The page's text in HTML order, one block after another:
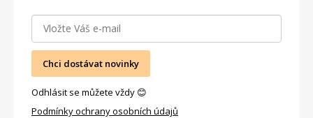
Chci dostávat novinky
Odhlásit se můžete vždy 😊
Podmínky ochrany osobních údajů